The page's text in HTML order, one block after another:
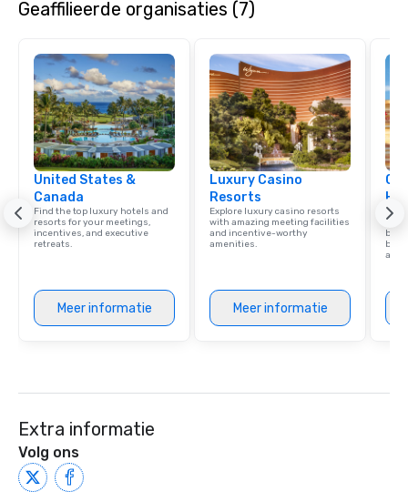
Geaffilieerde organisaties (7)
United States &
Canada
Find the top luxury hotels and
resorts for your meetings,
incentives, and executive
retreats.
Meer informatie
Luxury Casino
Resorts
Explore luxury casino resorts
with amazing meeting facilities
and incentive-worthy
amenities.
Meer informatie
by
and
Extra informatie
Volg ons